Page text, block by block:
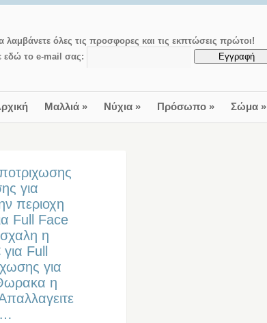
λαμβάνετε όλες τις προσφορες και τις εκπτώσεις πρώτοι!
εδώ το e-mail σας:
Μαλλιά» Νύχια» Πρόσωπο» Σώμα»
για
περιοχη
Full Face
η
Full
για
η